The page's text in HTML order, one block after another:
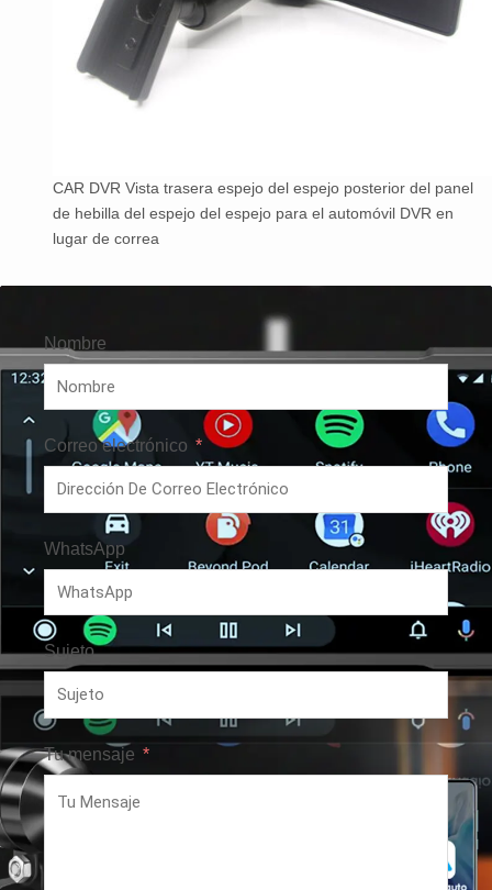
CAR DVR Vista trasera espejo del espejo posterior del panel
de hebilla del espejo del espejo para el automóvil DVR en
lugar de correa
Nombre
Correo electrónico
WhatsApp
Sujeto
Tu mensaje